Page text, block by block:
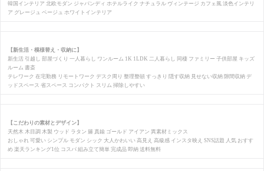
韓国インテリア 北欧モダン ジャパンディ ホテルライク ナチュラル ヴィンテージ カフェ風 淡色インテリ
ア グレージュ ベージュ ホワイトインテリア
【新生活・模様替え・収納に】
新生活 引越し 部屋づくり 一人暮らし ワンルーム 1K 1LDK 二人暮らし 同棲 ファミリー 子供部屋 キッズ
ルーム 書斎
テレワーク 在宅勤務 リモートワーク デスク周り 整理整頓 すっきり 隠す収納 見せない収納 隙間収納 デ
ッドスペース 省スペース コンパクト スリム 掃除しやすい
【こだわりの素材とデザイン】
天然木 木目調 木製 ウッド ラタン 籐 真鍮 ゴールド アイアン 異素材ミックス
おしゃれ 可愛い シンプル モダン シック 大人かわいい 高見え 高級感 インスタ映え SNS話題 人気 おすす
め 楽天ランキング1位 コスパ 組み立て簡単 完成品 即納 送料無料